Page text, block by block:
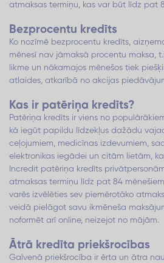
atmaksas termiņu, kas var būt līdz pat
Bezprocentu kredīts
Ko nozīmē bezprocentu kredīts,
mēnesī nav jāmaksā procentu maksa,
likme un nākamajos mēnešos tiek
atlaides, atkarībā no akcijas
Kas ir patēriņa kredīts?
Patēriņa kredīts ir viens no
kā iegūt papildu līdzekļus dažādu
ceļojumiem, medicīnas izdevumiem,
elektronikas iegādei un citām lietām,
Incredit patēriņa kredīts
atmaksas termiņu līdz pat 84
varēs izvēlēties sev piemērotāko
veidā pielāgot savu ikmēneša
noformēt arī online, neizejot no mājām.
Ātrā kredīta priekšrocības
Galvenā priekšrocība ir ērta un ātra